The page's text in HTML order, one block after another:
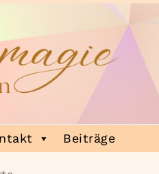
Beiträge